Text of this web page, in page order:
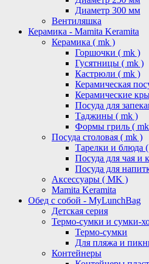
Диаметр 300 мм
Вентиляшка
Керамика - Mamita Keramita
Керамика ( mk )
Горшочки ( mk )
Гусятницы ( mk )
Кастрюли ( mk )
Керамическая
Керамические
Посуда для
Таджины ( mk )
Формы гриль (
Посуда столовая ( mk )
Тарелки и блюда
Посуда для чая и
Посуда для
Аксессуары ( MK )
Mamita Keramita
Обед с собой - MyLunchBag
Детская серия
Термо-сумки и сумки-
Термо-сумки
Для пляжа и
Контейнеры